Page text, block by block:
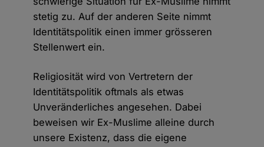
stetig zu. Auf der anderen Seite nimmt
Identitätspolitik einen immer grösseren
Stellenwert ein.
Religiosität wird von Vertretern der
Identitätspolitik oftmals als etwas
Unveränderliches angesehen. Dabei
beweisen wir Ex-Muslime alleine durch
unsere Existenz, dass die eigene